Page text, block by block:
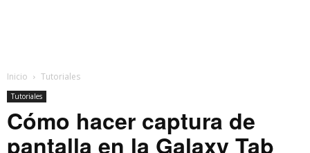
Inicio Tutoriales
Tutoriales
Cómo hacer captura de
pantalla en la Galaxy Tab